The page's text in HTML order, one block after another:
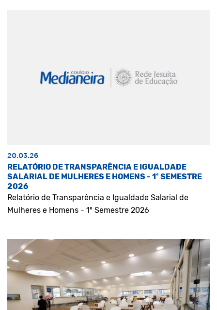
20.03.26
RELATÓRIO DE TRANSPARÊNCIA E IGUALDADE
SALARIAL DE MULHERES E HOMENS - 1º SEMESTRE
2026
Relatório de Transparência e Igualdade Salarial de
Mulheres e Homens - 1º Semestre 2026